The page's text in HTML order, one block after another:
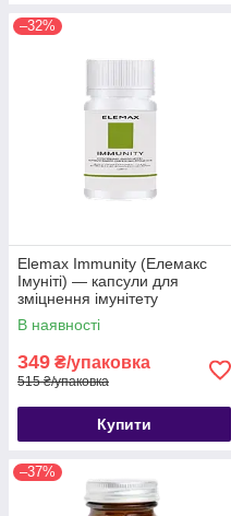
–32%
Elemax Immunity (Елемакс
Імуніті) — капсули для
зміцнення імунітету
В наявності
349 ₴/упаковка
515 ₴/упаковка
Купити
–37%